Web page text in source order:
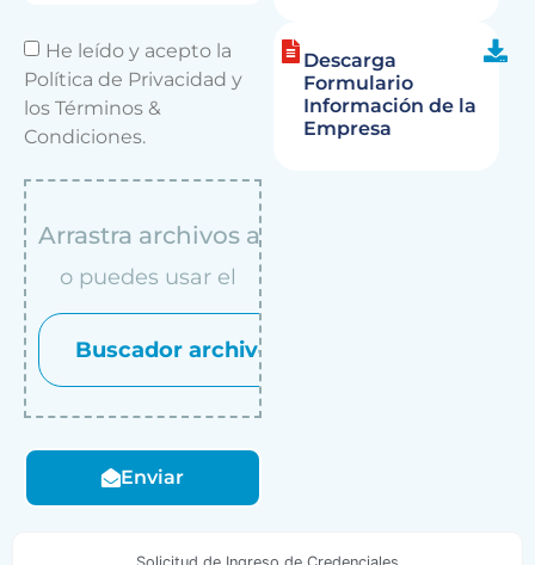
He leído y acepto la
Política de Privacidad y
los Términos &
Condiciones.
Arrastra archivos aqui
o puedes usar el
Buscador archivos
Enviar
Descarga
Formulario
Información de la
Empresa